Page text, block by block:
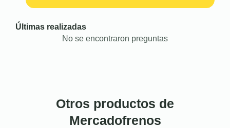
Últimas realizadas
No se encontraron preguntas
Otros productos de
Mercadofrenos